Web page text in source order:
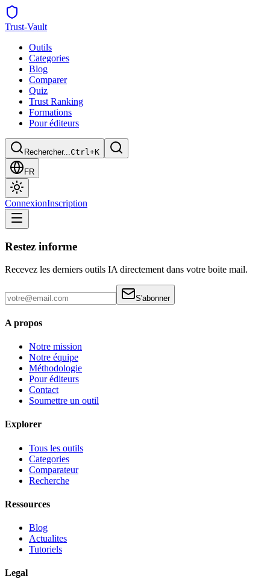
Trust-Vault
Outils
Categories
Blog
Comparer
Quiz
Trust Ranking
Formations
Pour éditeurs
Rechercher...Ctrl+K
FR
ConnexionInscription
Restez informe
Recevez les derniers outils IA directement dans votre boite mail.
S'abonner
A propos
Notre mission
Notre équipe
Méthodologie
Pour éditeurs
Contact
Soumettre un outil
Explorer
Tous les outils
Categories
Comparateur
Recherche
Ressources
Blog
Actualites
Tutoriels
Legal